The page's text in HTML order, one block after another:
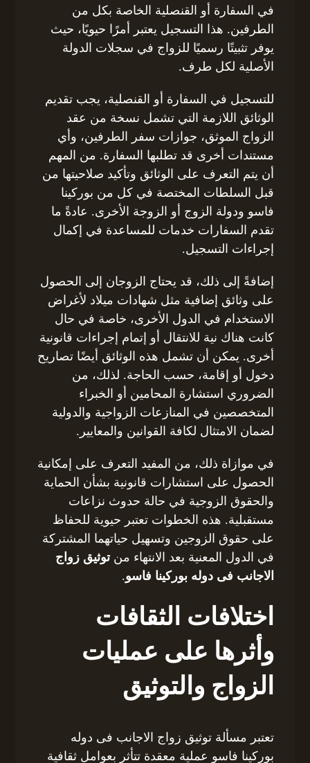
في السفارة أو القنصلية الخاصة بكل من
الطرفين. هذا التسجيل يعتبر أمرًا حيويًا، حيث
يوفر تثبيتًا رسميًا للزواج في سجلات الدولة
الأصلية لكل طرف.
للتسجيل في السفارة أو القنصلية، يجب تقديم
الوثائق اللازمة التي تشمل نسخة من عقد
الزواج الموثق، جوازات سفر الطرفين، وأي
مستندات أخرى قد تطلبها السفارة. من المهم
أن يتم التعرف على الوثائق وتأكيد صلاحيتها من
قبل السلطات المختصة في كل من بوركينا
فاسو ودولة الزوج أو الزوجة الأخرى. عادةً ما
تقدم السفارات خدمات للمساعدة في إكمال
إجراءات التسجيل.
إضافةً إلى ذلك، قد يحتاج الزوجان إلى الحصول
على وثائق إضافية مثل شهادات ميلاد لأغراض
الاستخدام في الدول الأخرى، خاصة في حال
كانت هناك نية للانتقال أو إتمام إجراءات قانونية
أخرى. يمكن أن تشمل هذه الوثائق أيضًا تصاريح
دخول أو إقامة، حسب الحاجة. لذلك، من
الضروري استشارة المحامين أو الخبراء
المتخصصين في المنازعات الزواجية والدولية
لضمان الامتثال لكافة القوانين والمعايير.
في موازاة ذلك، من المفيد التعرف على إمكانية
الحصول على استشارات قانونية بشأن الحماية
والحقوق الزوجية في حالة حدوث نزاعات
مستقبلية. هذه الخطوات تعتبر حيوية للحفاظ
على حقوق الزوجين وتسهيل حياتهما المشتركة
في الدول المعنية بعد الانتهاء منتوثيق زواج
الاجانب فى دوله بوركينا فاسو.
اختلافات الثقافات
وأثرها على عمليات
الزواج والتوثيق
تعتبر مسألة توثيق زواج الاجانب فى دوله
بوركينا فاسو عملية معقدة تتأثر بعوامل ثقافية